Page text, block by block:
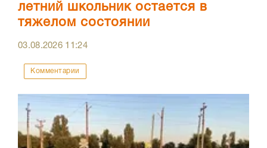
летний школьник остается в
тяжелом состоянии
03.08.2026 11:24
Комментарии